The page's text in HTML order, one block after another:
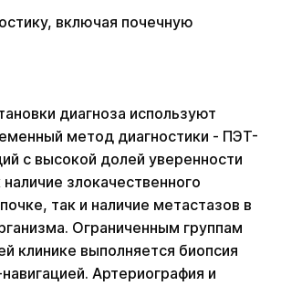
включая почечную
диагноза используют
метод диагностики - ПЭТ-
с высокой долей уверенности
наличие злокачественного
так и наличие метастазов в
Ограниченным группам
клинике выполняется биопсия
Артериография и